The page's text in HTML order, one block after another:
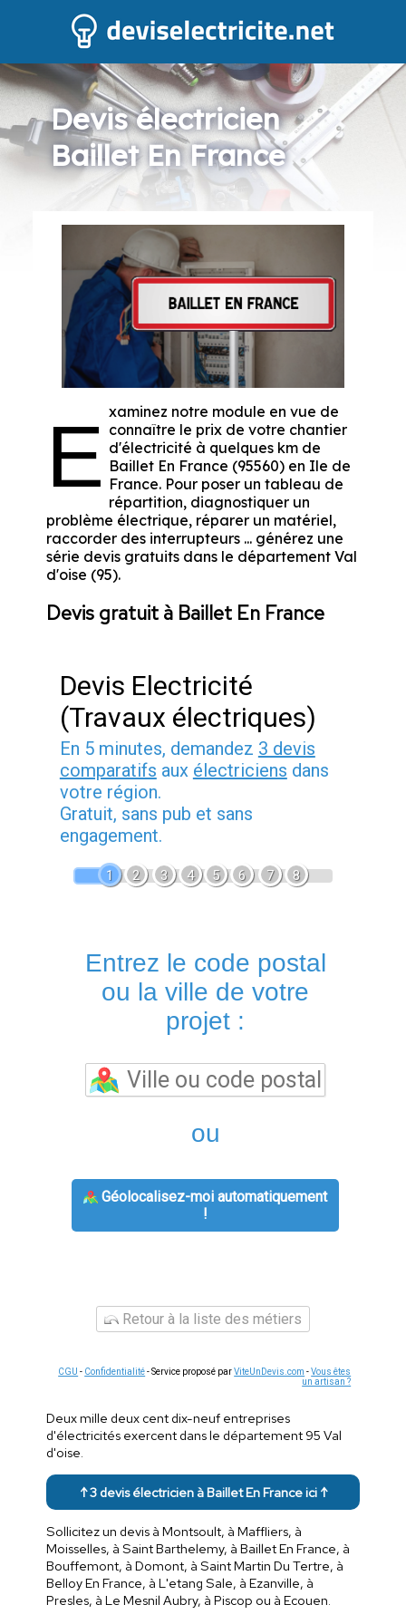
Devis électricien
Baillet En France
E xaminez notre module en vue de
connaître le prix de votre chantier
d'électricité à quelques km de
Baillet En France (95560) en Ile de
France. Pour poser un tableau de
répartition, diagnostiquer un
problème électrique, réparer un matériel,
raccorder des interrupteurs ... générez une
série devis gratuits dans le département Val
d'oise (95).
Devis gratuit à Baillet En France
Devis Electricité
(Travaux électriques)
En 5 minutes, demandez 3 devis
comparatifs aux électriciens dans
votre région.
Gratuit, sans pub et sans
engagement.
1 2 3 4 5 6 7 8
Entrez le code postal
ou la ville de votre
projet :
ou
Géolocalisez-moi automatiquement
!
Retour à la liste des métiers
CGU - Confidentialité- Service proposé parViteUnDevis.com -Vous êtes
un artisan ?
Deux mille deux cent dix-neuf entreprises
d'électricités exercent dans le département 95 Val
d'oise.
↑ 3 devis électricien à Baillet En France ici ↑
Sollicitez un devis à Montsoult, à Maffliers, à
Moisselles, à Saint Barthelemy, à Baillet En France, à
Bouffemont, à Domont, à Saint Martin Du Tertre, à
Belloy En France, à L'etang Sale, à Ezanville, à
Presles, à Le Mesnil Aubry, à Piscop ou à Ecouen.